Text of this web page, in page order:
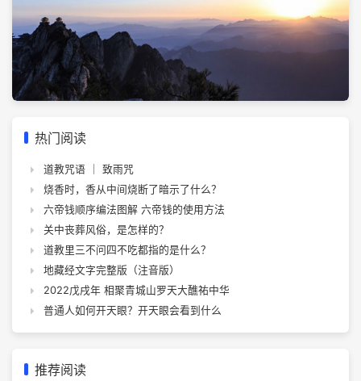
热门阅读
道教咒语 ｜ 致雨咒
烧香时，香从中间烧断了暗示了什么？
六帝钱顺序编法图解 六帝钱的使用方法
关中丧葬风俗，是怎样的？
道教里三不问四不吃都指的是什么？
地藏经文字完整版（注音版）
2022戊戌年 相聚青城山罗天大醮祐中华
普通人如何开天眼？开天眼会看到什么
推荐阅读